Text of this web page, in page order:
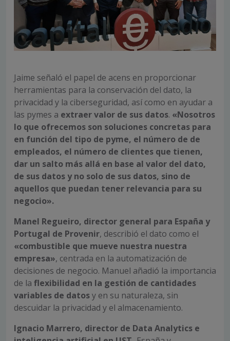
Jaime señaló el papel de acens en proporcionar
herramientas para la conservación del dato, la
privacidad y la ciberseguridad, así como en ayudar a
las pymes a extraer valor de sus datos. «Nosotros
lo que ofrecemos son soluciones concretas para
en función del tipo de pyme, el número de de
empleados, el número de clientes que tienen,
dar un salto más allá en base al valor del dato,
de sus datos y no solo de sus datos, sino de
aquellos que puedan tener relevancia para su
negocio».
Manel Regueiro, director general para España y
Portugal de Provenir, describió el dato como el
«combustible que mueve nuestra nuestra
empresa», centrada en la automatización de
decisiones de negocio. Manuel añadió la importancia
de la flexibilidad en la gestión de cantidades
variables de datosy en su naturaleza, sin
descuidar la privacidad y el almacenamiento.
Ignacio Marrero, director de Data Analytics e